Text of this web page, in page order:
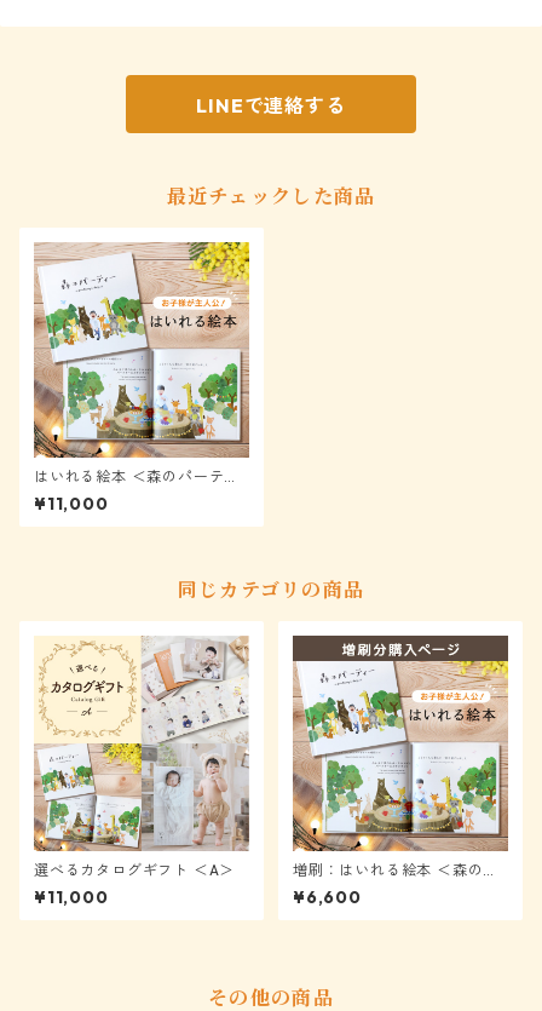
LINEで連絡する
最近チェックした商品
はいれる絵本 ＜森のパーティ
ー＞★モニター様表示から2
0%OFF
¥11,000
同じカテゴリの商品
選べるカタログギフト ＜A＞
¥11,000
増刷：はいれる絵本 ＜森のパ
ーティー＞
¥6,600
その他の商品